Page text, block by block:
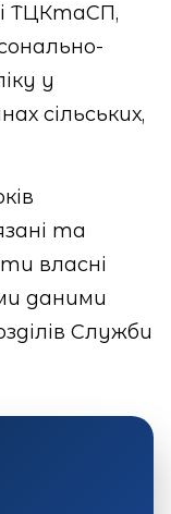
ТЦКтаСП,
у
сільських,
та
власні
даними
Служби